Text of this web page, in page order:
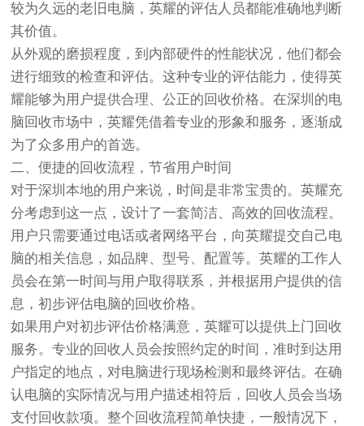
较为久远的老旧电脑，英耀的评估人员都能准确地判断
其价值。
从外观的磨损程度，到内部硬件的性能状况，他们都会
进行细致的检查和评估。这种专业的评估能力，使得英
耀能够为用户提供合理、公正的回收价格。在深圳的电
脑回收市场中，英耀凭借着专业的形象和服务，逐渐成
为了众多用户的首选。
二、便捷的回收流程，节省用户时间
对于深圳本地的用户来说，时间是非常宝贵的。英耀充
分考虑到这一点，设计了一套简洁、高效的回收流程。
用户只需要通过电话或者网络平台，向英耀提交自己电
脑的相关信息，如品牌、型号、配置等。英耀的工作人
员会在第一时间与用户取得联系，并根据用户提供的信
息，初步评估电脑的回收价格。
如果用户对初步评估价格满意，英耀可以提供上门回收
服务。专业的回收人员会按照约定的时间，准时到达用
户指定的地点，对电脑进行现场检测和最终评估。在确
认电脑的实际情况与用户描述相符后，回收人员会当场
支付回收款项。整个回收流程简单快捷，一般情况下，